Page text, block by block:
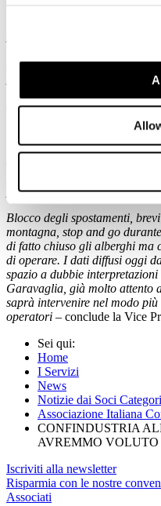
primis c’è quella della salute,
aziende sul territorio per
propri spazi rendendoli siti
all’individuazione di corridoi
viaggiatori e ad una
lavoratori del settore
intervento su misura per
rispetto a quelle tante realtà
piani ad hoc.
Blocco degli spostamenti,
montagna, stop and go
di fatto chiuso gli alberghi ma
di operare. I dati diffusi oggi
spazio a dubbie
Garavaglia, già molto attento
saprà intervenire nel modo più
operatori – conclude la Vice
Sei qui:
Home
I Servizi
News
Notizie dai Soci
Associazione Italiana
CONFINDUSTRIA
AVREMMO VOLUTO
Iscriviti alla newsletter
Risparmia con le nostre
Associati